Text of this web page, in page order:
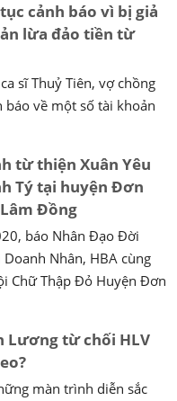
cảnh báo vì bị giả
lừa đảo tiền từ
sĩ Thuỷ Tiên, vợ chồng
báo về một số tài khoản
từ thiện Xuân Yêu
Tý tại huyện Đơn
Đồng
báo Nhân Đạo Đời
Doanh Nhân, HBA cùng
Chữ Thập Đỏ Huyện Đơn
Lương từ chối HLV
màn trình diễn sắc